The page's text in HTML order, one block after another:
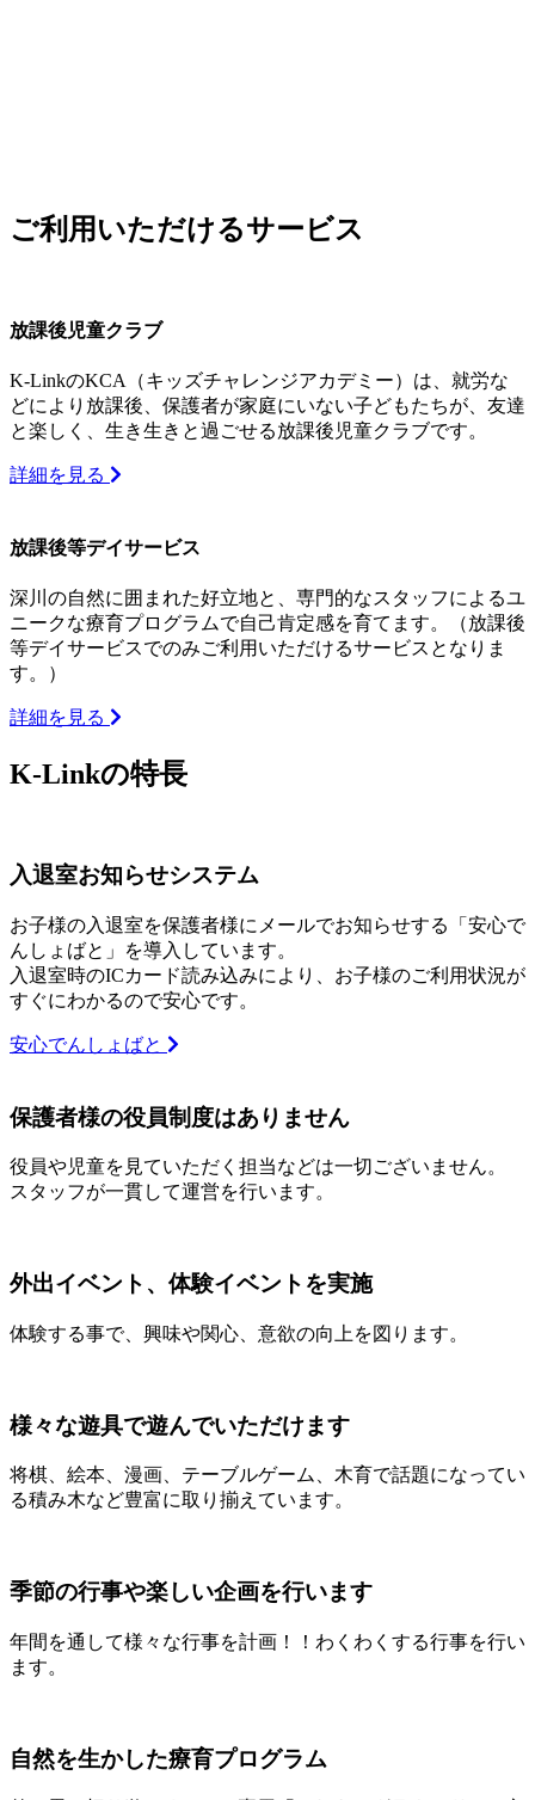
ご利用いただけるサービス
放課後児童クラブ
K-LinkのKCA（キッズチャレンジアカデミー）は、就労な
どにより放課後、保護者が家庭にいない子どもたちが、友達
と楽しく、生き生きと過ごせる放課後児童クラブです。
詳細を見る
放課後等デイサービス
深川の自然に囲まれた好立地と、専門的なスタッフによるユ
ニークな療育プログラムで自己肯定感を育てます。（放課後
等デイサービスでのみご利用いただけるサービスとなりま
す。）
詳細を見る
K-Linkの特長
入退室お知らせシステム
お子様の入退室を保護者様にメールでお知らせする「安心で
んしょばと」を導入しています。
入退室時のICカード読み込みにより、お子様のご利用状況が
すぐにわかるので安心です。
安心でんしょばと
保護者様の役員制度はありません
役員や児童を見ていただく担当などは一切ございません。
スタッフが一貫して運営を行います。
外出イベント、体験イベントを実施
体験する事で、興味や関心、意欲の向上を図ります。
様々な遊具で遊んでいただけます
将棋、絵本、漫画、テーブルゲーム、木育で話題になってい
る積み木など豊富に取り揃えています。
季節の行事や楽しい企画を行います
年間を通して様々な行事を計画！！わくわくする行事を行い
ます。
自然を生かした療育プログラム